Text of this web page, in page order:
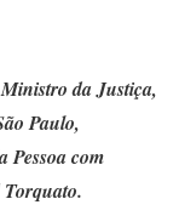
da Justiça,
Paulo,
Pessoa com